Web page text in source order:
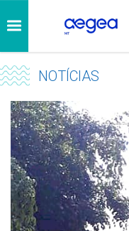
NOTÍCIAS